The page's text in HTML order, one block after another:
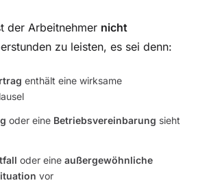
der Arbeitnehmer nicht
zu leisten, es sei denn:
enthält eine wirksame
oder eine Betriebsvereinbarung sieht
oder eine außergewöhnliche
vor